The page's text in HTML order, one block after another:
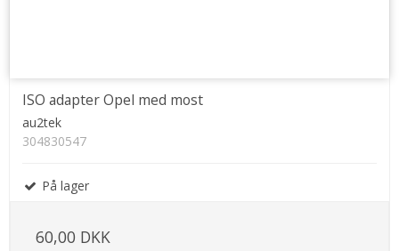
ISO adapter Opel med most
au2tek
304830547
På lager
60,00 DKK